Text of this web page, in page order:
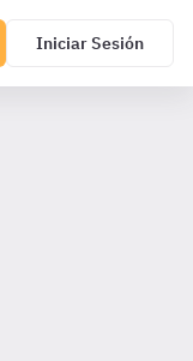
Iniciar Sesión